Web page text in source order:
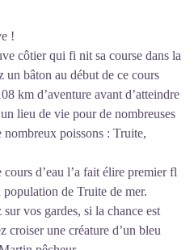
!
côtier qui fi nit sa course dans la
un bâton au début de ce cours
km d’aventure avant d’atteindre
lieu de vie pour de nombreuses
nombreux poissons : Truite,
d’eau l’a fait élire premier fl
population de Truite de mer.
vos gardes, si la chance est
croiser une créature d’un bleu